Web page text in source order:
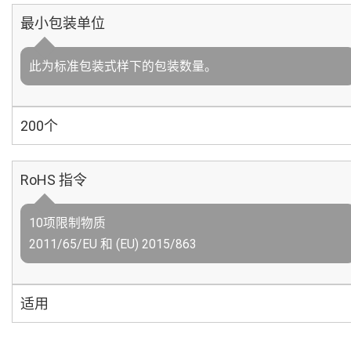
最小包装单位
此为标准包装式样下的包装数量。
200个
RoHS 指令
10项限制物质
2011/65/EU 和 (EU) 2015/863
适用